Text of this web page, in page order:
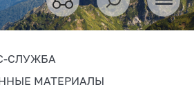
СЛУЖБА
МАТЕРИАЛЫ